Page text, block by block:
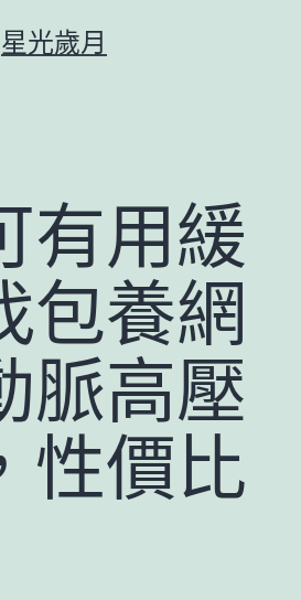
星光歲月
有用緩
包養網
脈高壓
性價比